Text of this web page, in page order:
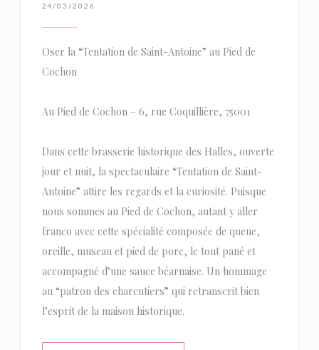
24/03/2026
Oser la “Tentation de Saint-Antoine” au Pied de
Cochon
Au Pied de Cochon – 6, rue Coquillière, 75001
Dans cette brasserie historique des Halles, ouverte
jour et nuit, la spectaculaire “Tentation de Saint-
Antoine” attire les regards et la curiosité. Puisque
nous sommes au Pied de Cochon, autant y aller
franco avec cette spécialité composée de queue,
oreille, museau et pied de porc, le tout pané et
accompagné d’une sauce béarnaise. Un hommage
au “patron des charcutiers” qui retranscrit bien
l’esprit de la maison historique.